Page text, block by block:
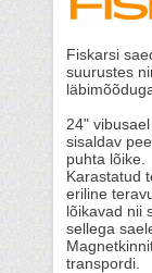
Fiskarsi
suurustes
24"
sisaldav
puhta lõike.
Karastatud
eriline
lõikavad nii
sellega
transpordi.